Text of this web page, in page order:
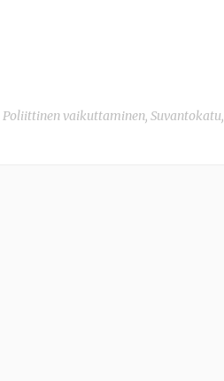
Poliittinen vaikuttaminen, Suvantokatu,